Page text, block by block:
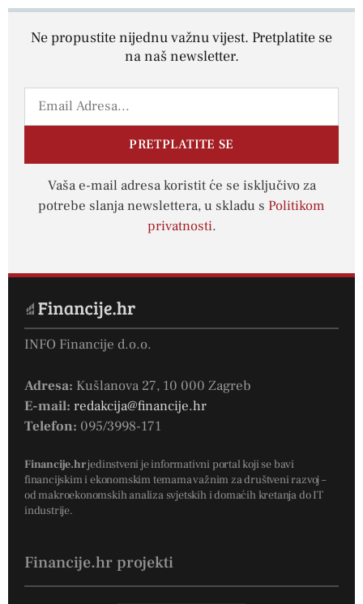
Ne propustite nijednu važnu vijest. Pretplatite se
na naš newsletter.
PRETPLATITE SE
Vaša e-mail adresa koristit će se isključivo za
potrebe slanja newslettera, u skladu s Politikom
privatnosti.
INFO Financije d.o.o.
Adresa: Kušlanova 27, 10 000 Zagreb
E-mail: redakcija@financije.hr
Telefon: 095/3998-171
Financije.hrjedinstveni je informativni portal koji se bavi
financijskim i ekonomskim temama važnim za društveni razvoj –
od makroekonomskih analiza svjetskih i domaćih kretanja do IT
industrije.
Financije.hr projekti